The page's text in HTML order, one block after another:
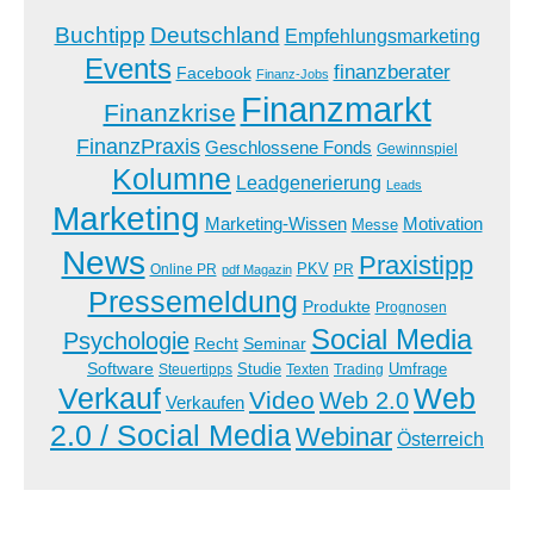
Buchtipp Deutschland Empfehlungsmarketing
Events Facebook Finanz-Jobs finanzberater
Finanzkrise Finanzmarkt
FinanzPraxis Geschlossene Fonds Gewinnspiel
Kolumne Leadgenerierung Leads
Marketing Marketing-Wissen Messe Motivation
News Online PR pdf Magazin PKV PR Praxistipp
Pressemeldung Produkte Prognosen
Psychologie Recht Seminar Social Media
Software Steuertipps Studie Texten Trading Umfrage
Verkauf Verkaufen Video Web 2.0Web
2.0 / Social MediaWebinar Österreich